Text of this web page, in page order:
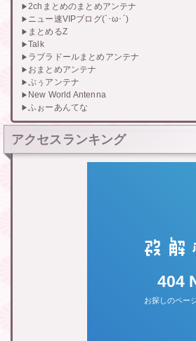
2chまとめのまとめアンテナ
ニュー速VIPブログ(`･ω･´)
まとめるZ
Talk
ラブラドールまとめアンテナ
おまとめアンテナ
ぷぅアンテナ
New World Antenna
ふぉーあんてな
アクセスランキング